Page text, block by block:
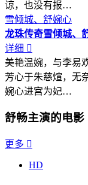
谅，也没有报…
雪倾城、舒婉心
龙珠传奇雪倾城、
详细 
美艳温婉，与李易
芳心于朱慈煊，无
婉心进宫为妃…
舒畅主演的电影
更多 
HD